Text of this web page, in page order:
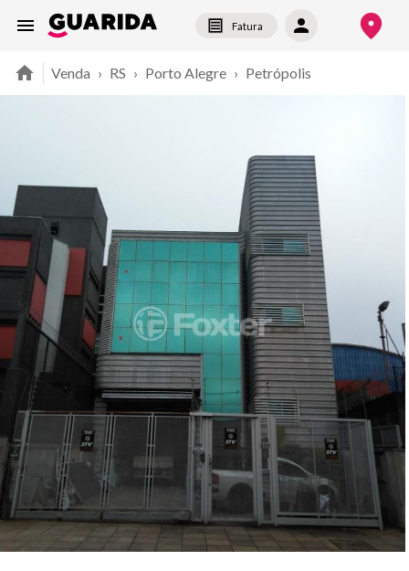
Fatura
Venda › RS › Porto Alegre › Petrópolis